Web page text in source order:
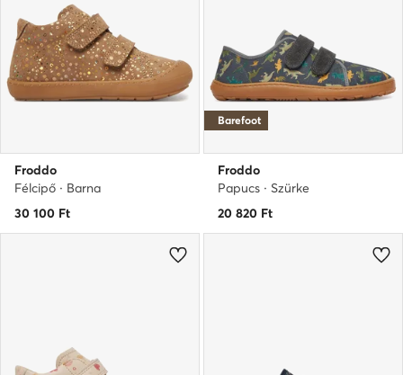
Froddo
Félcipő · Barna
30 100 Ft
Barefoot
Froddo
Papucs · Szürke
20 820 Ft